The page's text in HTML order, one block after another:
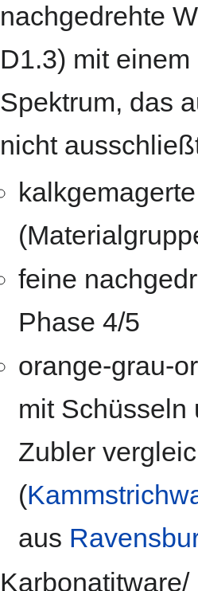
nachgedrehte
D1.3) mit
Spektrum, das
nicht
feine
Phase 4/5
orange-grau-
mit Schüsseln
Zubler
(
aus
Karbonatitware/